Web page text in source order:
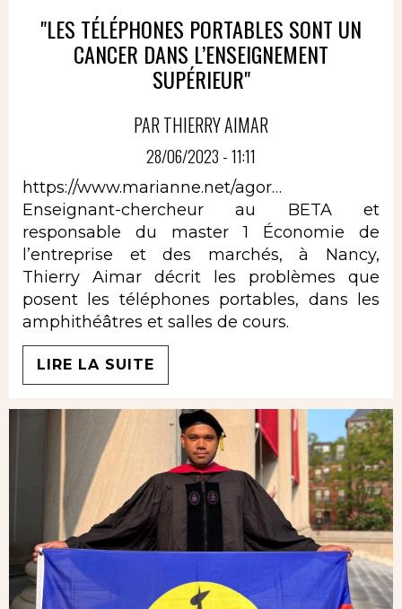
"LES TÉLÉPHONES PORTABLES SONT UN
CANCER DANS L’ENSEIGNEMENT
SUPÉRIEUR"
PAR THIERRY AIMAR
28/06/2023 - 11:11
https://www.marianne.net/agor…
Enseignant-chercheur au BETA et
responsable du master 1 Économie de
l’entreprise et des marchés, à Nancy,
Thierry Aimar décrit les problèmes que
posent les téléphones portables, dans les
amphithéâtres et salles de cours.
LIRE LA SUITE